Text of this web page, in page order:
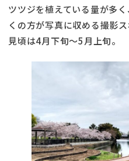
ツツジを植えている量が多
くの方が写真に収める撮影ス
見頃は4月下旬～5月上旬。